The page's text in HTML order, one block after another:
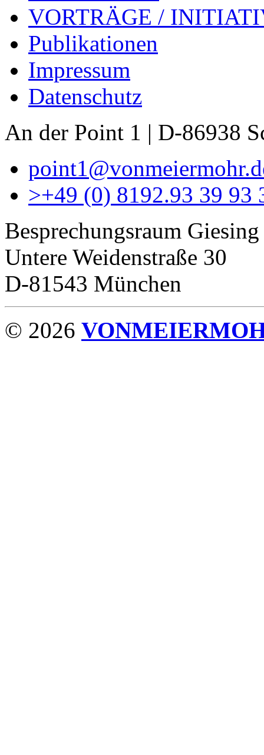
VORTRÄGE /
Publikationen
Impressum
Datenschutz
An der Point 1 | D-86938
>+49 (0) 8192.93 39 93
Besprechungsraum Giesing
Untere Weidenstraße 30
D-81543 München
© 2026